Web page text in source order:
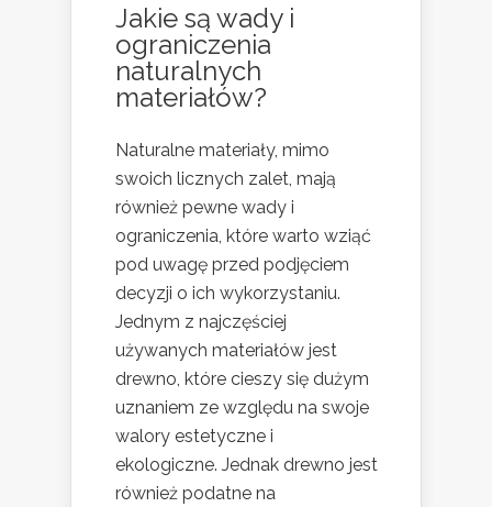
Jakie są wady i
ograniczenia
naturalnych
materiałów?
Naturalne materiały, mimo
swoich licznych zalet, mają
również pewne wady i
ograniczenia, które warto wziąć
pod uwagę przed podjęciem
decyzji o ich wykorzystaniu.
Jednym z najczęściej
używanych materiałów jest
drewno, które cieszy się dużym
uznaniem ze względu na swoje
walory estetyczne i
ekologiczne. Jednak drewno jest
również podatne na